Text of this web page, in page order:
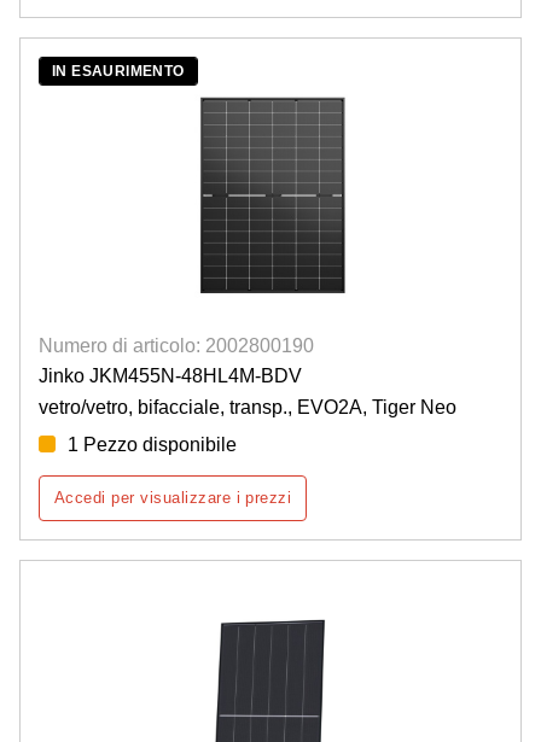
IN ESAURIMENTO
Numero di articolo: 2002800190
Jinko JKM455N-48HL4M-BDV
vetro/vetro, bifacciale, transp., EVO2A, Tiger Neo
1 Pezzo disponibile
Accedi per visualizzare i prezzi